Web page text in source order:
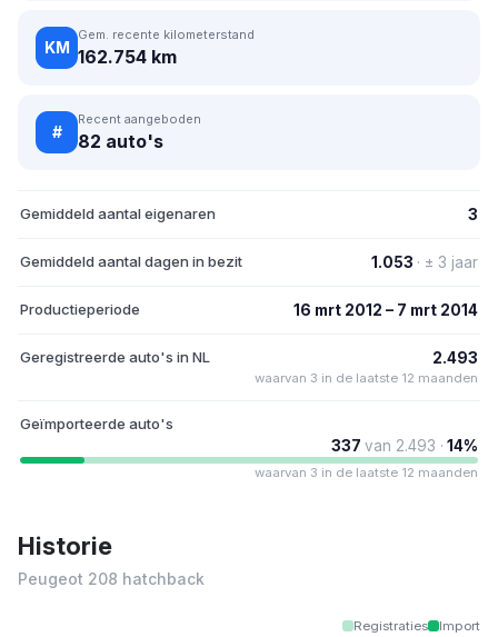
KM
Gem. recente kilometerstand
162.754 km
#
Recent aangeboden
82 auto's
Gemiddeld aantal eigenaren 3
Gemiddeld aantal dagen in bezit 1.053 · ± 3 jaar
Productieperiode 16 mrt 2012 – 7 mrt 2014
Geregistreerde auto's in NL 2.493
waarvan 3 in de laatste 12 maanden
Geïmporteerde auto's
337 van 2.493 · 14%
waarvan 3 in de laatste 12 maanden
Historie
Peugeot 208 hatchback
Registraties Import